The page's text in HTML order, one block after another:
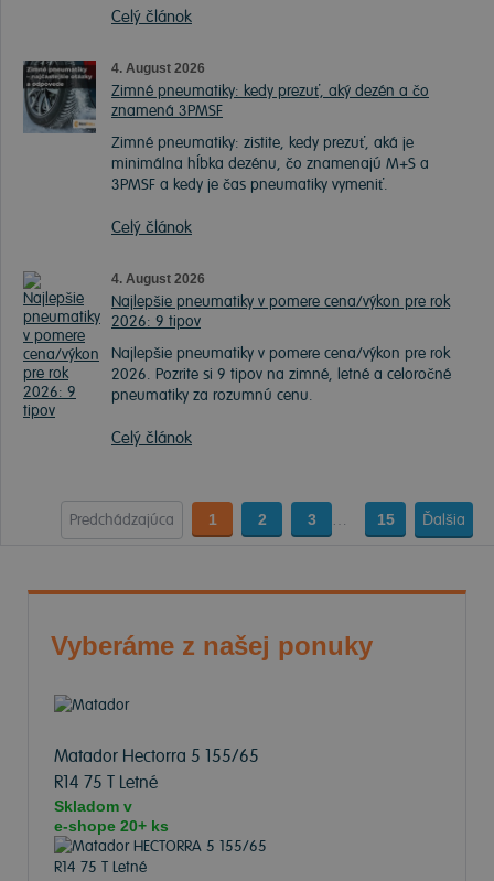
Celý článok
4. August 2026
Zimné pneumatiky: kedy prezuť, aký dezén a čo
znamená 3PMSF
Zimné pneumatiky: zistite, kedy prezuť, aká je
minimálna hĺbka dezénu, čo znamenajú M+S a
3PMSF a kedy je čas pneumatiky vymeniť.
Celý článok
4. August 2026
Najlepšie pneumatiky v pomere cena/výkon pre rok
2026: 9 tipov
Najlepšie pneumatiky v pomere cena/výkon pre rok
2026. Pozrite si 9 tipov na zimné, letné a celoročné
pneumatiky za rozumnú cenu.
Celý článok
Predchádzajúca 1 2 3 … 15 Ďalšia
Vyberáme z našej ponuky
Matador Hectorra 5 155/65
R14 75 T Letné
Skladom v
e-shope 20+ ks